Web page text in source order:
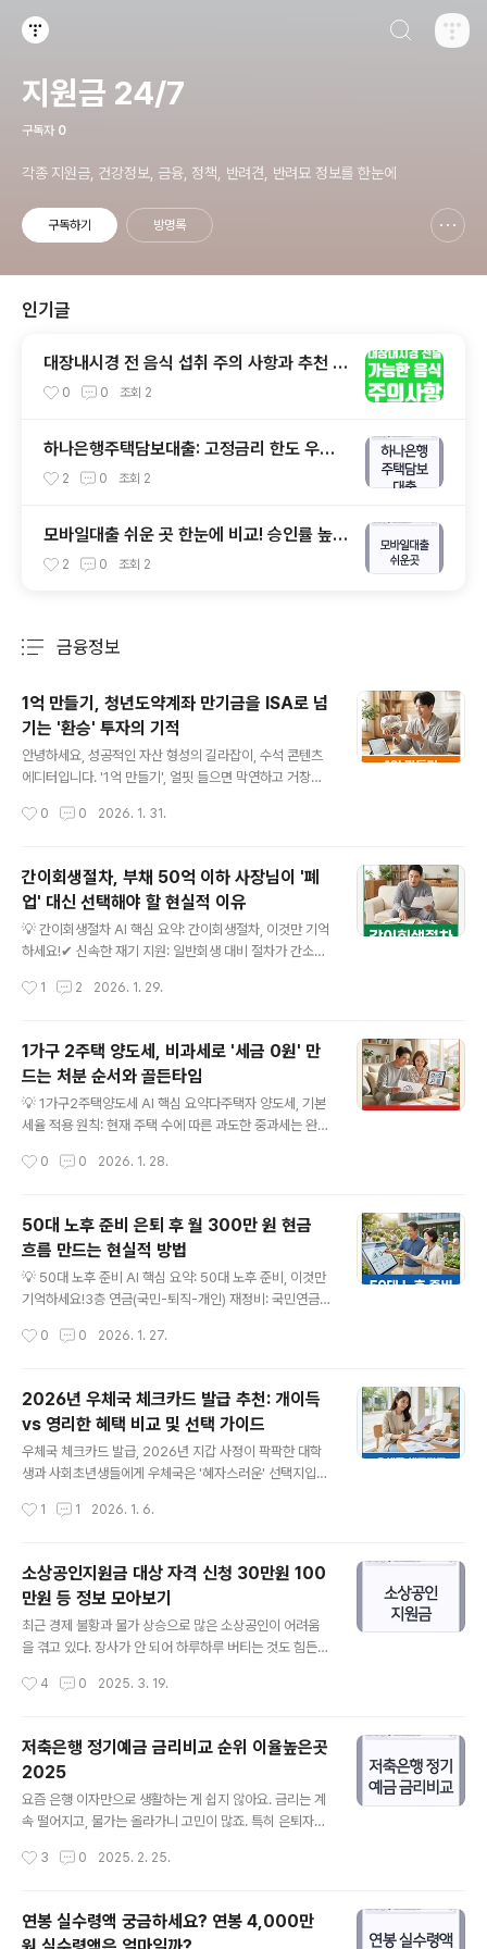
지원금 24/7
구독자 0
각종 지원금, 건강정보, 금융, 정책, 반려견, 반려묘 정보를 한눈에
구독하기 방명록
인기글
대장내시경 전 음식 섭취 주의 사항과 추천 음
식 0 0 조회 2
하나은행주택담보대출: 고정금리 한도 우대
혜택 완벽 가이드
2 0 조회 2
모바일대출 쉬운 곳 한눈에 비교! 승인률 높은
추천 상품 TOP4
2 0 조회 2
금융정보
1억 만들기, 청년도약계좌 만기금을 ISA로 넘
기는 '환승' 투자의 기적
안녕하세요, 성공적인 자산 형성의 길라잡이, 수석 콘텐츠
에디터입니다. '1억 만들기', 얼핏 들으면 막연하고 거창하
한 전략만 있다면 충분히 현실적인 목표입니다. 지금부터
요약: 1억 만들기 성공 로드맵명확한 목표 설정 및 예산 관
리: 언제까지 1억을 모을지 구체적인 계획을 세우고, 가계
부를 통해 새는 돈을 막으세요.최적화 스마트 투자 전략: 청
년도약계좌, ISA 계좌, 안정적인 ETF 등 정부 지원 정책과
과 추가 수입: 불필요한 지출을 줄이고, 부업 등을 통해 소
0 0 2026. 1. 31.
간이회생절차, 부채 50억 이하 사장님이 '폐
업' 대신 선택해야 할 현실적 이유
💡 간이회생절차 AI 핵심 요약: 간이회생절차, 이것만 기억
하세요!✔ 신속한 재기 지원: 일반회생 대비 절차가 간소화
소액채무 기업/개인 특화: 일정 금액 이하의 채무를 가진 중
및 시간 절감: 관리인 선임 불필요 등 절차 간소화로 법률
비용과 소요 시간을 크게 줄일 수 있습니다. 갑작스러운 경
영 악화나 예측하지 못한 경제 상황 변화로 인해 채무의 늪
에 빠진 소상공인, 중소기업 대표님들께서는 밤잠을 설치
고 계실지도 모릅니다. 하지만 절망하기엔 아직 이릅니다.
차'를 마련하고 있습니다. 복잡하고 오랜 시간이 걸리는 일
1 2 2026. 1. 29.
1가구 2주택 양도세, 비과세로 '세금 0원' 만
드는 처분 순서와 골든타임
💡 1가구2주택양도세 AI 핵심 요약다주택자 양도세, 기본
세율 적용 원칙: 현재 주택 수에 따른 과도한 중과세는 완화
세율이 적용됩니다. 하지만 정책 변화 가능성을 항상 주시
세 혜택을 받을 수 있으니, 자신의 상황에 맞는 조건을 꼼꼼
히 확인하세요.사전 시뮬레이션 및 전문가 상담 필수: 양도
세는 복잡하고 금액이 큰 세금입니다. 매매 전 반드시 세금
모의 계산을 해보고, 필요하다면 세무 전문가와 상담하여
장의 변동성이 커지고 관련 세법이 지속적으로 변화하면
0 0 2026. 1. 28.
50대 노후 준비 은퇴 후 월 300만 원 현금
흐름 만드는 현실적 방법
💡 50대 노후 준비 AI 핵심 요약: 50대 노후 준비, 이것만
기억하세요!3층 연금(국민-퇴직-개인) 재정비: 국민연금
은 TDF 등 공격적 운용으로 전환, 개인연금 부족분 충원.
수, 주택연금은 은퇴 시 주요 소득원으로 고려하며 가입 조
건 및 혜택 확인.지속적인 학습 및 유연한 소득원 확보: 은
퇴 후 소득 단절을 대비하여 재취업 교육, 창업, 또는 파트
타임 근무 등 유연한 경제 활동 계획 수립.50대는 인생의
황금기이자, 다가올 은퇴를 위한 가장 중요한 준비 시기입
현실이 되면서, 단순히 오래 사는 것을 넘어 '어떻게 품격 ..
0 0 2026. 1. 27.
2026년 우체국 체크카드 발급 추천: 개이득
vs 영리한 혜택 비교 및 선택 가이드
우체국 체크카드 발급, 2026년 지갑 사정이 팍팍한 대학
생과 사회초년생들에게 우체국은 '혜자스러운' 선택지입니
갈려 있어 본인의 라이프스타일에만 맞추면 피킹률(혜택
'낮은 전월 실적'입니다. 보통 30만 원을 써야 혜택을 주는
시중 은행 카드와 달리, 10만 원만 써도 혜택이 터지는 카
드가 있습니다. 오늘 이 글에서는 2026년 기준 우체국 체
크카드의 양대 산맥인 '우체국 개이득 체크카드'와 '영리한
플러스 체크카드'의 혜택을 전격 비교하고, 발급 전 꼭 알아
TT/패션족 필수템 이름부터 직관적인 '개이득' 카드는 디
1 1 2026. 1. 6.
소상공인지원금 대상 자격 신청 30만원 100
만원 등 정보 모아보기
최근 경제 불황과 물가 상승으로 많은 소상공인이 어려움
을 겪고 있다. 장사가 안 되어 하루하루 버티는 것도 힘든
에서 소상공인을 위한 다양한 지원금을 마련하고 있다. 배
공인지원금의 대상, 자격, 신청 방법을 쉽게 정리해보겠
다. 📌 소상공인지원금이란? 소상공인이라면 한 번쯤 “지
원금 받을 수 있을까?” 고민해본 적 있지 않을까? 정부는
경영 부담을 줄여주기 위해 다양한 지원금을 운영하고 있
자영업자들에게 운영 자금을 지원하는 것이 핵심이다. 대
4 0 2025. 3. 19.
저축은행 정기예금 금리비교 순위 이율높은곳
2025
요즘 은행 이자만으로 생활하는 게 쉽지 않아요. 금리는 계
속 떨어지고, 물가는 올라가니 고민이 많죠. 특히 은퇴자나
하지만 아직 희망은 있습니다. 저축은행 정기예금 금리를
오늘은 2025년 기준 이율 높은 저축은행 정기예금을 꼼꼼
3 0 2025. 2. 25.
연봉 실수령액 궁금하세요? 연봉 4,000만